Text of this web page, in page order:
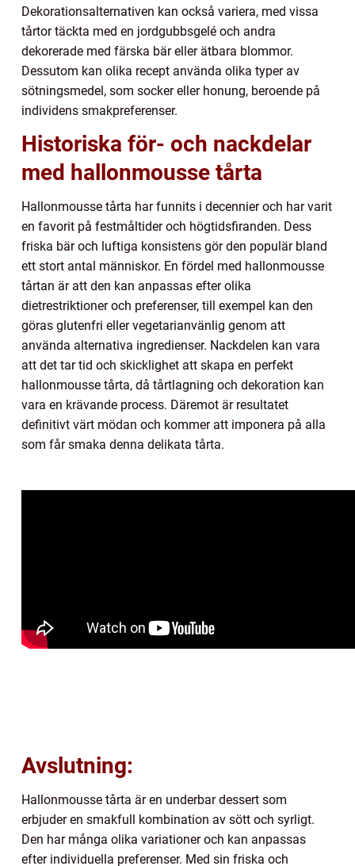
Dekorationsalternativen kan också variera, med vissa
tårtor täckta med en jordgubbsgelé och andra
dekorerade med färska bär eller ätbara blommor.
Dessutom kan olika recept använda olika typer av
sötningsmedel, som socker eller honung, beroende på
individens smakpreferenser.
Historiska för- och nackdelar
med hallonmousse tårta
Hallonmousse tårta har funnits i decennier och har varit
en favorit på festmåltider och högtidsfiranden. Dess
friska bär och luftiga konsistens gör den populär bland
ett stort antal människor. En fördel med hallonmousse
tårtan är att den kan anpassas efter olika
dietrestriktioner och preferenser, till exempel kan den
göras glutenfri eller vegetarianvänlig genom att
använda alternativa ingredienser. Nackdelen kan vara
att det tar tid och skicklighet att skapa en perfekt
hallonmousse tårta, då tårtlagning och dekoration kan
vara en krävande process. Däremot är resultatet
definitivt värt mödan och kommer att imponera på alla
som får smaka denna delikata tårta.
Avslutning:
Hallonmousse tårta är en underbar dessert som
erbjuder en smakfull kombination av sött och syrligt.
Den har många olika variationer och kan anpassas
efter individuella preferenser. Med sin friska och